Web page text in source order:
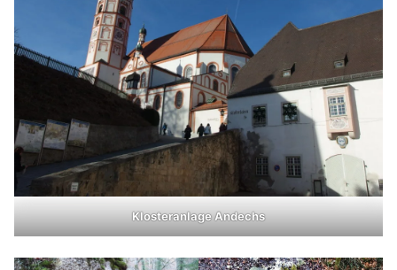
Klosteranlage Andechs